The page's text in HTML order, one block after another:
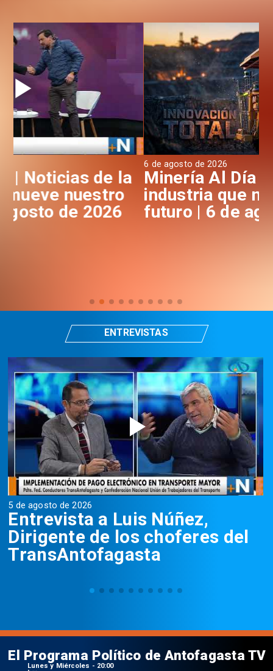
Minería Al Día | Noticias de la
industria que mueve nuestro
futuro | 6 de agosto de 2026
5 de agosto de 2026
Entrevista a Luis Núñez,
Dirigente de los choferes del
TransAntofagasta
ENTREVISTAS
El Programa Político de Antofagasta TV
Lunes y Miércoles - 20:00